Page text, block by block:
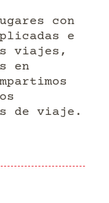
con
e
viajes,
en
de viaje.